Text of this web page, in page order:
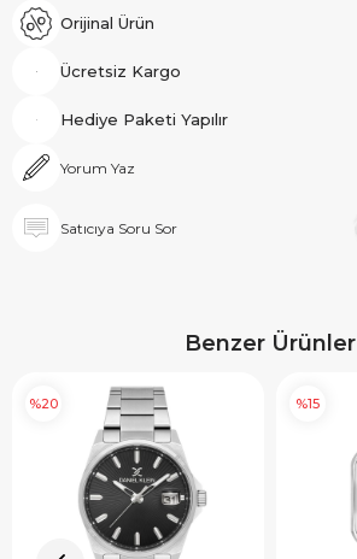
Orijinal Ürün
Ücretsiz Kargo
Hediye Paketi Yapılır
Yorum Yaz
Satıcıya Soru Sor
Benzer Ürünler
%20 %15